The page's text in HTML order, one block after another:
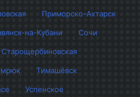
Приморско-Ахтарск
на-Кубани
Сочи
Старощербиновская
Тимашёвск
Успенское